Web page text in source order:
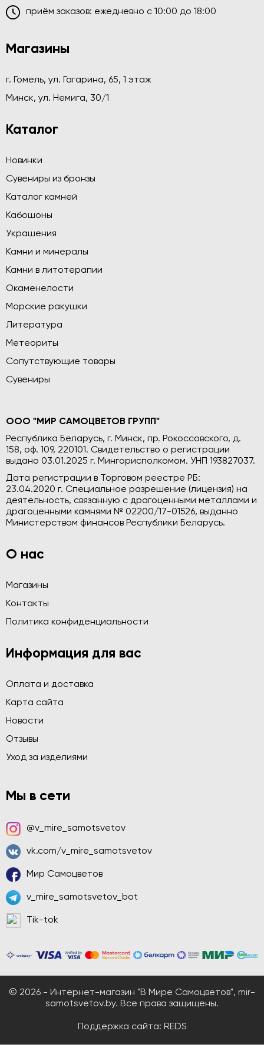
приём заказов: ежедневно c 10:00 до 18:00
Магазины
г. Гомель, ул. Гагарина, 65, 1 этаж
Минск, ул. Немига, 30/1
Каталог
Новинки
Сувениры из бронзы
Каталог камней
Кабошоны
Украшения
Камни и минералы
Камни в литотерапии
Окаменелости
Морские ракушки
Литература
Метеориты
Сопутствующие товары
Сувениры
ООО "МИР САМОЦВЕТОВ ГРУПП"
Республика Беларусь, г. Минск, пр. Рокоссовского, д.
158, оф. 109, 220101. Свидетельство о регистрации
выдано 03.01.2025 г. Мингорисполкомом. УНП 193827037.
Дата регистрации в Торговом реестре РБ:
23.04.2020 г. Специальное разрешение (лицензия) на
деятельность, связанную с драгоценными металлами и
драгоценными камнями № 02200/17-01526, выданно
Министерством финансов Республики Беларусь.
О нас
Магазины
Контакты
Политика конфиденциальности
Информация для вас
Оплата и доставка
Карта сайта
Новости
Отзывы
Уход за изделиями
Мы в сети
@v_mire_samotsvetov
vk.com/v_mire_samotsvetov
Мир Самоцветов
v_mire_samotsvetov_bot
Tik-tok
© 2026 - Интернет-магазин "В Мире Самоцветов", mir-
samotsvetov.by. Все права защищены.
Поддержка сайта: REDS